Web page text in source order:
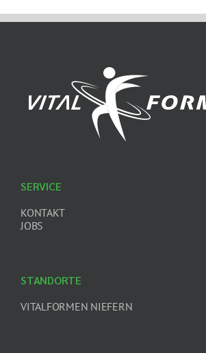
SERVICE
KONTAKT
JOBS
STANDORTE
VITALFORMEN NIEFERN